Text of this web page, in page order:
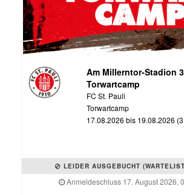
Am Millerntor-Stadion
Torwartcamp
FC St. Pauli
Torwartcamp
17.08.2026 bis 19.08.2026
LEIDER AUSGEBUCHT
Anmeldeschluss 17. August 2026,